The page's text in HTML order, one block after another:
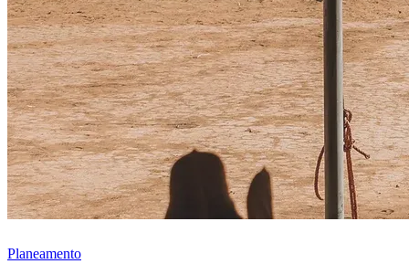
Planeamento